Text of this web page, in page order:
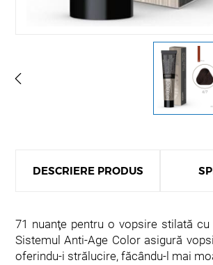
DESCRIERE PRODUS
71 nuanţe pentru o vopsire stilată
Sistemul Anti-Age Color asigură
oferindu-i strălucire, făcându-l mai